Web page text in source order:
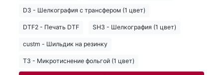
D3 - Шелкография с трансфером (1 цвет)
DTF2 - Печать DTF SH3 - Шелкография (1 цвет)
custm - Шильдик на резинку
T3 - Микротиснение фольгой (1 цвет)